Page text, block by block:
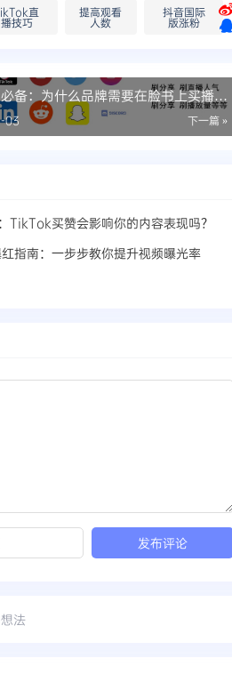
直
播技巧
提高观看
人数
抖音国际
版涨粉
备：为什么品牌需要在脸书上买播放
量?
下一篇 »
03
TikTok买赞会影响你的内容表现吗？
指南：一步步教你提升视频曝光率
法